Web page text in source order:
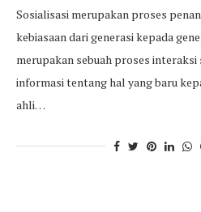
Sosialisasi merupakan proses
kebiasaan dari generasi kepada
merupakan sebuah proses
informasi tentang hal yang baru
ahli…